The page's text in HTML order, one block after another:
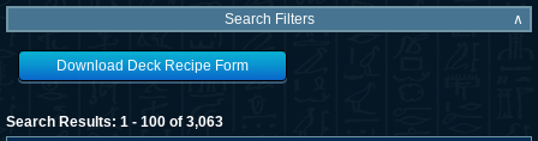
Search Filters ∧
Download Deck Recipe Form
Search Results: 1 - 100 of 3,063